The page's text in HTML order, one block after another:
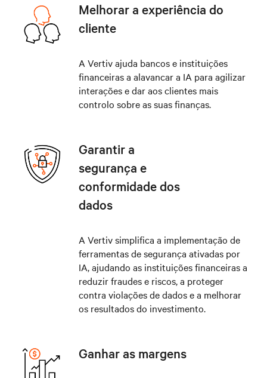
Melhorar a experiência do
cliente
A Vertiv ajuda bancos e instituições
financeiras a alavancar a IA para agilizar
interações e dar aos clientes mais
controlo sobre as suas finanças.
Garantir a
segurança e
conformidade dos
dados
A Vertiv simplifica a implementação de
ferramentas de segurança ativadas por
IA, ajudando as instituições financeiras a
reduzir fraudes e riscos, a proteger
contra violações de dados e a melhorar
os resultados do investimento.
Ganhar as margens